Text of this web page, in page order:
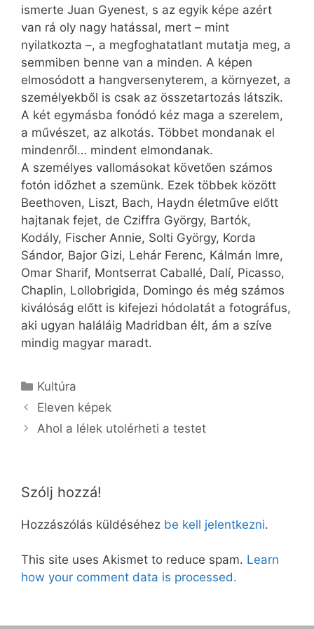
ismerte Juan Gyenest, s az egyik képe azért
van rá oly nagy hatással, mert – mint
nyilatkozta –, a megfoghatatlant mutatja meg, a
semmiben benne van a minden. A képen
elmosódott a hangversenyterem, a környezet, a
személyekből is csak az összetartozás látszik.
A két egymásba fonódó kéz maga a szerelem,
a művészet, az alkotás. Többet mondanak el
mindenről… mindent elmondanak.
A személyes vallomásokat követően számos
fotón időzhet a szemünk. Ezek többek között
Beethoven, Liszt, Bach, Haydn életműve előtt
hajtanak fejet, de Cziffra György, Bartók,
Kodály, Fischer Annie, Solti György, Korda
Sándor, Bajor Gizi, Lehár Ferenc, Kálmán Imre,
Omar Sharif, Montserrat Caballé, Dalí, Picasso,
Chaplin, Lollo­brigida, Domingo és még számos
kiválóság előtt is kifejezi hódolatát a fotográfus,
aki ugyan haláláig Madridban élt, ám a szíve
mindig magyar maradt.
Kategória
Kultúra
Eleven képek
Ahol a lélek utolérheti a testet
Szólj hozzá!
Hozzászólás küldéséhez be kell jelentkezni.
This site uses Akismet to reduce spam. Learn
how your comment data is processed.